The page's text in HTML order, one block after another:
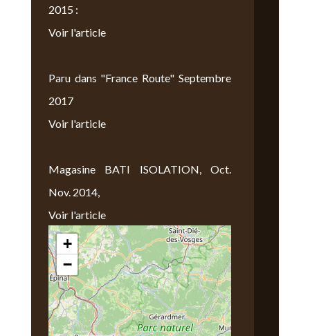
2015 :
Voir l'article
Paru dans "France Route" Septembre
2017
Voir l'article
Magasine BATI ISOLATION, Oct.
Nov. 2014,
Voir l'article
Nous Trouver
+
−